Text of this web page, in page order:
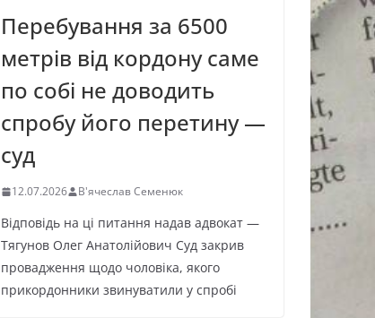
Перебування за 6500
метрів від кордону саме
по собі не доводить
спробу його перетину —
суд
12.07.2026 В'ячеслав Семенюк
Відповідь на ці питання надав адвокат —
Тягунов Олег Анатолійович Суд закрив
провадження щодо чоловіка, якого
прикордонники звинуватили у спробі